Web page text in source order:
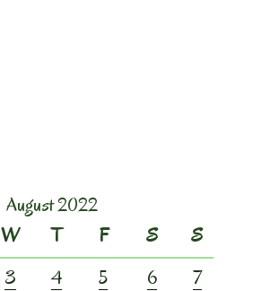
August 2022
W T F S
S
3 4 5 6
7